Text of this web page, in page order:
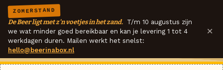
ZOMERSTAND
De Beer ligt met z'n voetjes in het zand. T/m 10 augustus zijn
we wat minder goed bereikbaar en kan je levering 1 tot 4
werkdagen duren. Mailen werkt het snelst:
hello@beerinabox.nl
×